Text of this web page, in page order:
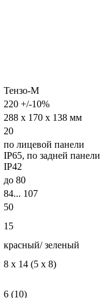
Тензо-М
220 +/-10%
288 x 170 x 138 мм
20
по лицевой панели
IP65, по задней панели
IP42
до 80
84... 107
50
15
красный/ зеленый
8 х 14 (5 х 8)
6 (10)